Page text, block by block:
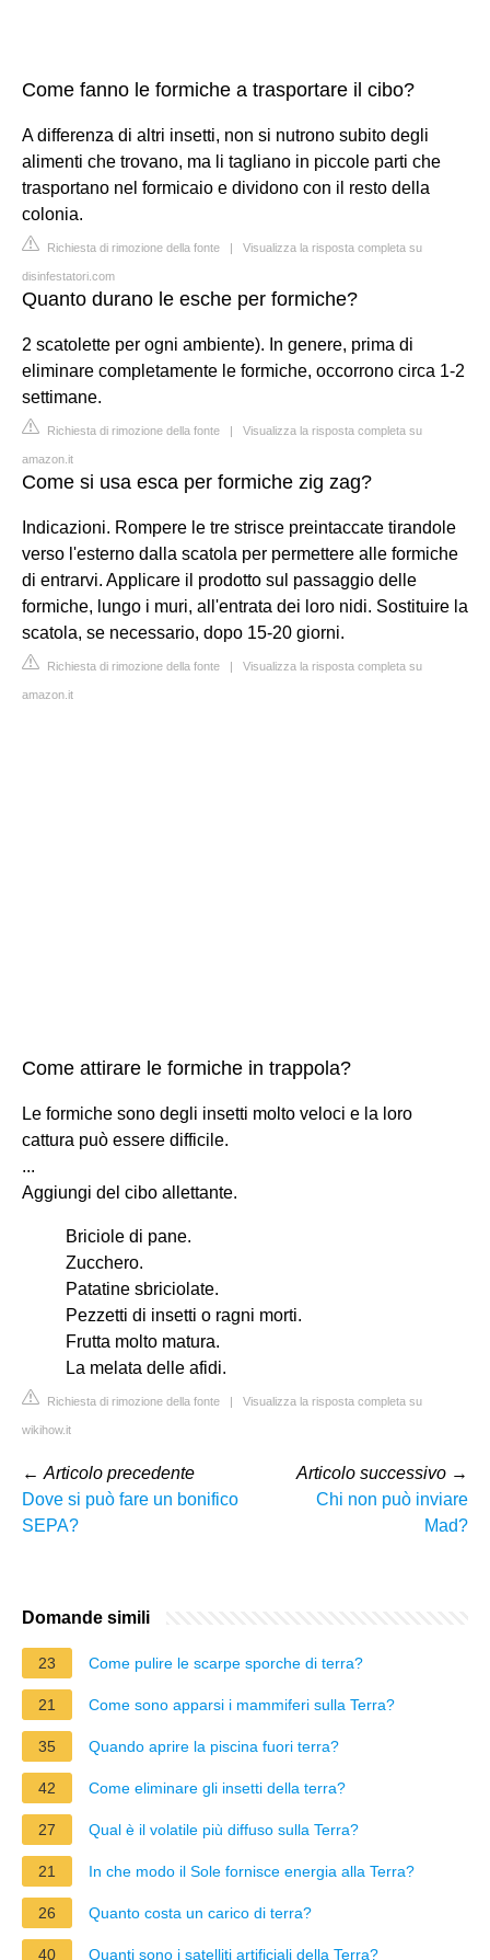
Come fanno le formiche a trasportare il cibo?
A differenza di altri insetti, non si nutrono subito degli
alimenti che trovano, ma li tagliano in piccole parti che
trasportano nel formicaio e dividono con il resto della
colonia.
Richiesta di rimozione della fonte | Visualizza la risposta completa su
disinfestatori.com
Quanto durano le esche per formiche?
2 scatolette per ogni ambiente). In genere, prima di
eliminare completamente le formiche, occorrono circa 1-2
settimane.
Richiesta di rimozione della fonte | Visualizza la risposta completa su
amazon.it
Come si usa esca per formiche zig zag?
Indicazioni. Rompere le tre strisce preintaccate tirandole
verso l'esterno dalla scatola per permettere alle formiche
di entrarvi. Applicare il prodotto sul passaggio delle
formiche, lungo i muri, all'entrata dei loro nidi. Sostituire la
scatola, se necessario, dopo 15-20 giorni.
Richiesta di rimozione della fonte | Visualizza la risposta completa su
amazon.it
Come attirare le formiche in trappola?
Le formiche sono degli insetti molto veloci e la loro
cattura può essere difficile.
...
Aggiungi del cibo allettante.
Briciole di pane.
Zucchero.
Patatine sbriciolate.
Pezzetti di insetti o ragni morti.
Frutta molto matura.
La melata delle afidi.
Richiesta di rimozione della fonte | Visualizza la risposta completa su
wikihow.it
← Articolo precedente
Dove si può fare un bonifico
SEPA?
Articolo successivo →
Chi non può inviare
Mad?
Domande simili
23 Come pulire le scarpe sporche di terra?
21 Come sono apparsi i mammiferi sulla Terra?
35 Quando aprire la piscina fuori terra?
42 Come eliminare gli insetti della terra?
27 Qual è il volatile più diffuso sulla Terra?
21 In che modo il Sole fornisce energia alla Terra?
26 Quanto costa un carico di terra?
40 Quanti sono i satelliti artificiali della Terra?